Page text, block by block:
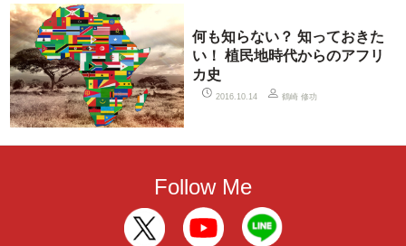
何も知らない？ 知っておきた
い！ 植民地時代からのアフリ
カ史
2016.10.14 鶴崎 修功
Follow Me